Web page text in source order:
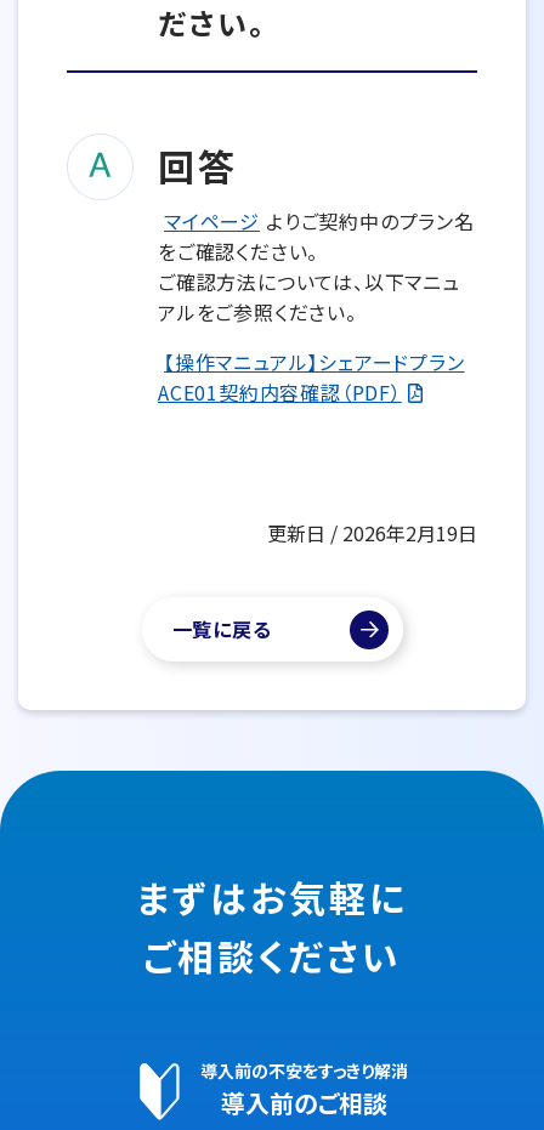
ださい。
回答
マイページ よりご契約中のプラン名
をご確認ください。
ご確認方法については、以下マニュ
アルをご参照ください。
【操作マニュアル】シェアードプラン
ACE01契約内容確認（PDF）
更新日 / 2026年2月19日
一覧に戻る
まずはお気軽に
ご相談ください
導入前の不安をすっきり解消
導入前のご相談